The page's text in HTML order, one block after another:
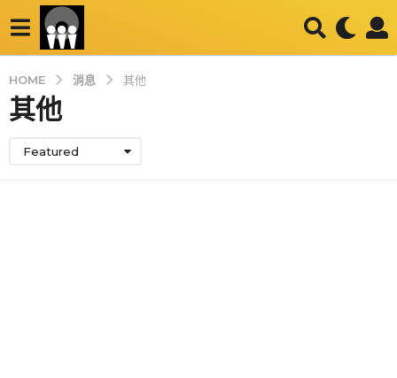
HOME 消息 其他
其他
Featured